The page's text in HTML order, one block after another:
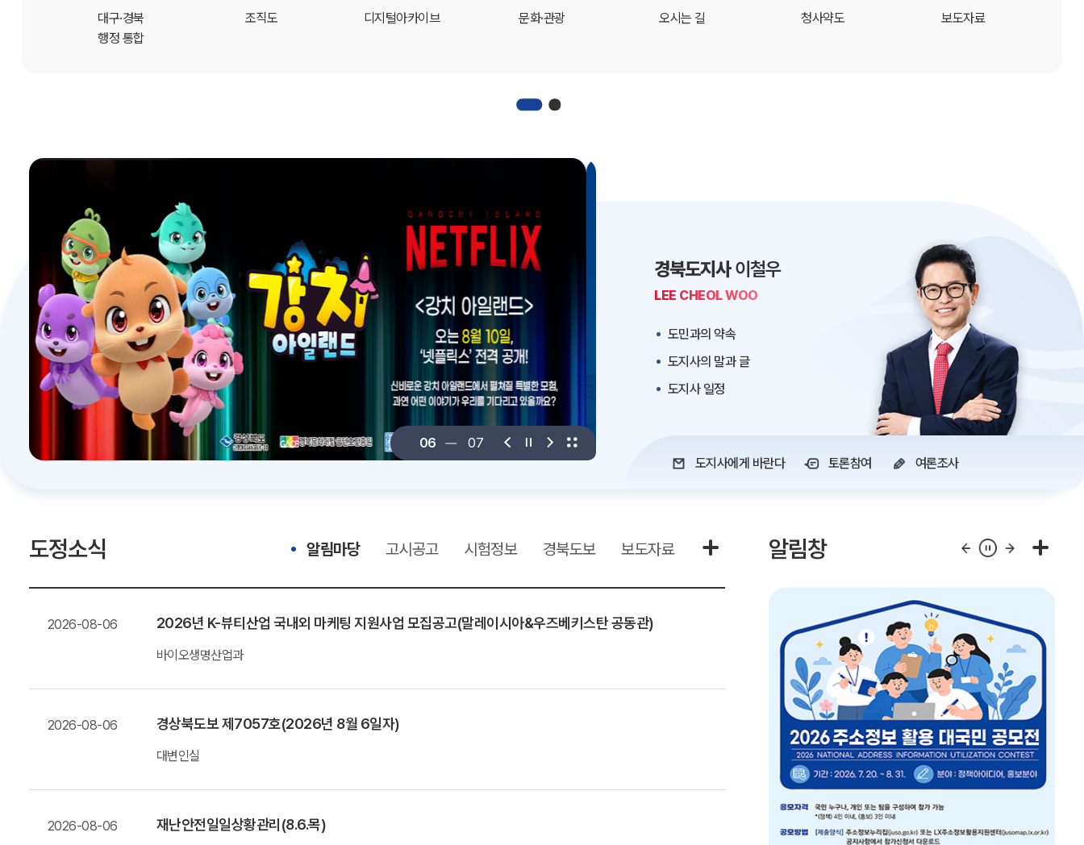
대구·경북
행정 통합
조직도 디지털아카이브 문화·관광 오시는 길 청사약도 보도자료
06 07
경북도지사이철우
LEE CHEOL WOO
도민과의 약속
도지사의 말과 글
도지사 일정
도지사에게 바란다 토론참여 여론조사
도정소식 알림마당 고시공고 시험정보 경북도보 보도자료
2026-08-06 2026년 K-뷰티산업 국내외 마케팅 지원사업 모집공고(말레이시아&우즈베키스탄 공동관)
바이오생명산업과
2026-08-06 경상북도보 제7057호(2026년 8월 6일자)
대변인실
2026-08-06 재난안전일일상황관리(8.6.목)
알림창